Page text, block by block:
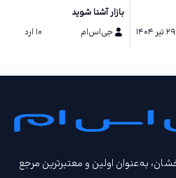
۲۹ تیر ۱۴۰۴
بازار آشنا شوید
جی‌اس‌ام
۱۰ اردیبهشت ۱۴۰۴
درخشان، به‌عنوان اولین و معتبرترین مرجع